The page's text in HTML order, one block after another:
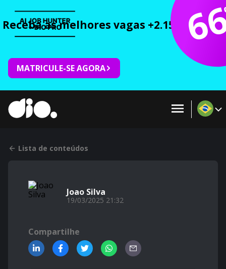
Receba as melhores vagas +2.150 cursos
MATRICULE-SE AGORA
Lista de conteúdos
Joao Silva
19/03/2025 21:32
Compartilhe